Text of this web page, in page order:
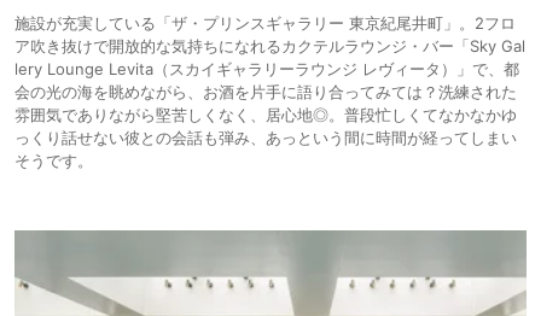
施設が充実している「ザ・プリンスギャラリー 東京紀尾井町」。2フロ
ア吹き抜けで開放的な気持ちになれるカクテルラウンジ・バー「Sky Gal
lery Lounge Levita（スカイギャラリーラウンジ レヴィータ）」で、都
会の光の海を眺めながら、お酒を片手に語り合ってみては？洗練された
雰囲気でありながら堅苦しくなく、居心地◎。普段忙しくてなかなかゆ
っくり話せない彼との会話も弾み、あっという間に時間が経ってしまい
そうです。